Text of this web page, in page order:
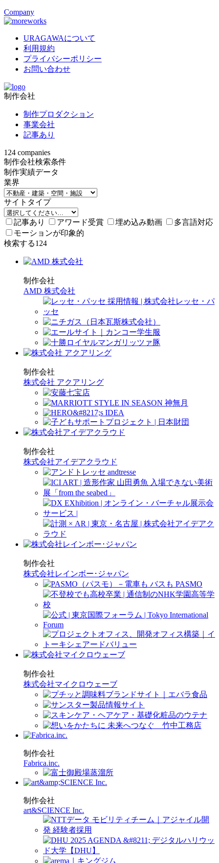
Company
URAGAWAについて
利用規約
プライバシーポリシー
お問い合わせ
制作会社
制作プロダクション
事業会社
記事あり
124 companies
制作会社検索条件
制作実績データ
業界
サイトタイプ
記事あり アワード受賞 埋め込み動画
多言語対応
モーションが印象的
検索する124
制作会社
AMD 株式会社
制作会社
株式会社 アクアリング
制作会社
株式会社アイデアクラウド
制作会社
株式会社レインボー･ジャパン
制作会社
株式会社マイクロウェーブ
制作会社
Fabrica.inc.
制作会社
art&SCIENCE Inc.